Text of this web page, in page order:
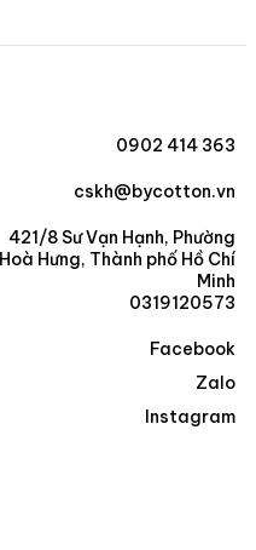
0902 414 363
cskh@bycotton.vn
421/8 Sư Vạn Hạnh, Phường
Hoà Hưng, Thành phố Hồ Chí
Minh
0319120573
Facebook
Zalo
Instagram